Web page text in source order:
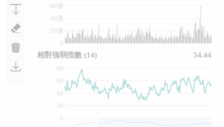
0
20億
40億
60億
20
40
60
80
0
相對強弱指數 (14) 54.44